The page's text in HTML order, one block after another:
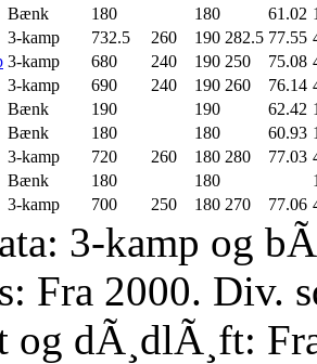
Bænk 180 180 61.02
3-kamp 732.5 260 190 282.5 77.55
3-kamp 680 240 190 250 75.08
3-kamp 690 240 190 260 76.14
Bænk 190 190 62.42
Bænk 180 180 60.93
3-kamp 720 260 180 280 77.03
Bænk 180 180
3-kamp 700 250 180 270 77.06
3-kamp og
Fra 2000. Div.
og dÃ¸dlÃ¸ft: